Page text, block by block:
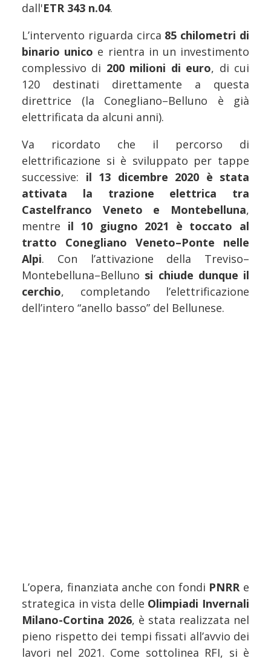
dall'ETR 343 n.04.
L’intervento riguarda circa 85 chilometri di
binario unico e rientra in un investimento
complessivo di 200 milioni di euro, di cui
120 destinati direttamente a questa
direttrice (la Conegliano–Belluno è già
elettrificata da alcuni anni).
Va ricordato che il percorso di
elettrificazione si è sviluppato per tappe
successive: il 13 dicembre 2020 è stata
attivata la trazione elettrica tra
Castelfranco Veneto e Montebelluna,
mentre il 10 giugno 2021 è toccato al
tratto Conegliano Veneto–Ponte nelle
Alpi. Con l’attivazione della Treviso–
Montebelluna–Belluno si chiude dunque il
cerchio, completando l’elettrificazione
dell’intero “anello basso” del Bellunese.
L’opera, finanziata anche con fondi PNRRe
strategica in vista delle Olimpiadi Invernali
Milano-Cortina 2026, è stata realizzata nel
pieno rispetto dei tempi fissati all’avvio dei
lavori nel 2021. Come sottolinea RFI, si è